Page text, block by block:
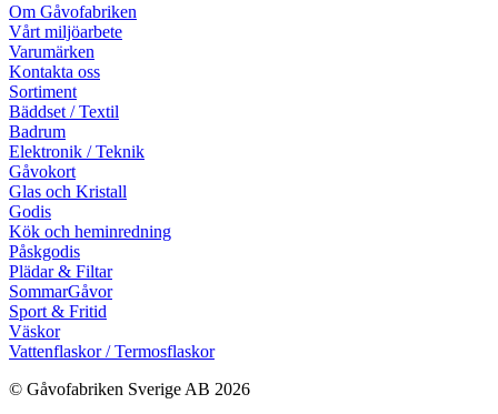
Om Gåvofabriken
Vårt miljöarbete
Varumärken
Kontakta oss
Sortiment
Bäddset / Textil
Badrum
Elektronik / Teknik
Gåvokort
Glas och Kristall
Godis
Kök och heminredning
Påskgodis
Plädar & Filtar
SommarGåvor
Sport & Fritid
Väskor
Vattenflaskor / Termosflaskor
© Gåvofabriken Sverige AB 2026